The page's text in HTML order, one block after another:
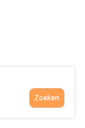
Zoeken